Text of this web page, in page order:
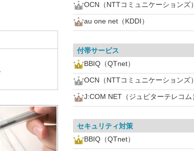
OCN（NTTコミュニケーションズ）
au one net（KDDI）
付帯サービス
BBIQ（QTnet）
OCN（NTTコミュニケーションズ）
J:COM NET（ジュピターテレコム
セキュリティ対策
BBIQ（QTnet）